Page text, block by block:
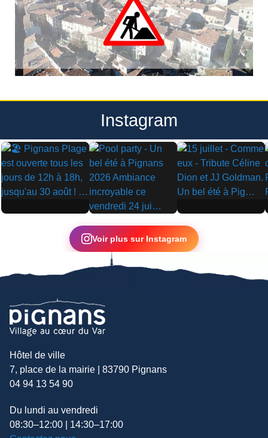
Instagram
▶
▶
▶
Voir plus sur Instagram
Hôtel de ville
7, place de la mairie | 83790 Pignans
04 94 13 54 90
Du lundi au vendredi
08:30–12:00 | 14:30–17:00